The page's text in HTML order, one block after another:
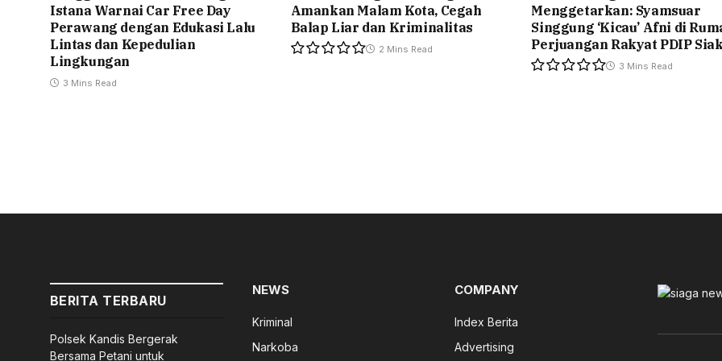
Istana Warnai Car Free Day
Perawang dengan Edukasi Lalu
Lintas dan Kepedulian
Lingkungan
3 Mins Read
Amankan Malam Kota, Cegah
Balap Liar dan Kriminalitas
2 Mins Read
Menggetarkan: Syamsuar
Singgung ‘Kicau’ Afni di
Perjuangan Rakyat PDIP
3 Mins Read
BERITA TERBARU
Polsek Kandis Bergerak
Bersama Petani untuk
NEWS
Kriminal
Narkoba
COMPANY
Index Berita
Advertising